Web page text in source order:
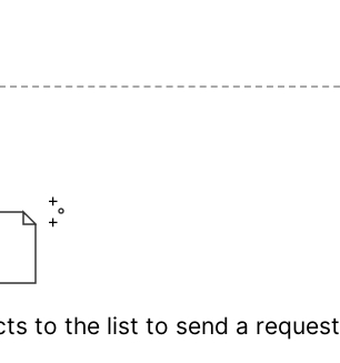
to the list to send a request